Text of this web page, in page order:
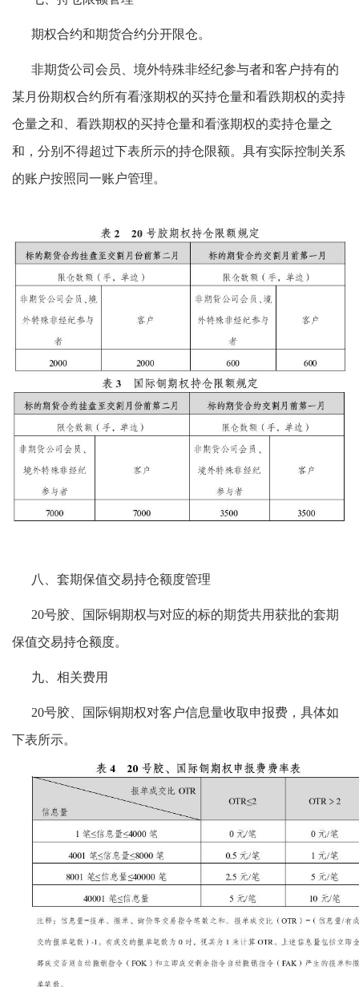
期权合约和期货合约分开限仓。
非期货公司会员、境外特殊非经纪参与者和客户持有的
某月份期权合约所有看涨期权的买持仓量和看跌期权的卖持
仓量之和、看跌期权的买持仓量和看涨期权的卖持仓量之
和，分别不得超过下表所示的持仓限额。具有实际控制关系
的账户按照同一账户管理。
八、套期保值交易持仓额度管理
20号胶、国际铜期权与对应的标的期货共用获批的套期
保值交易持仓额度。
九、相关费用
20号胶、国际铜期权对客户信息量收取申报费，具体如
下表所示。